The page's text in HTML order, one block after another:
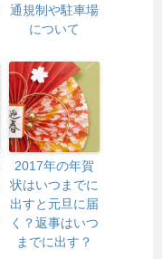
通規制や駐車場
について
2017年の年賀
状はいつまでに
出すと元旦に届
く？返事はいつ
までに出す？